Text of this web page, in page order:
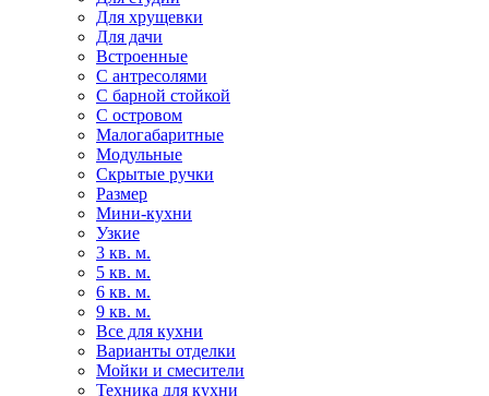
Для хрущевки
Для дачи
Встроенные
С антресолями
С барной стойкой
С островом
Малогабаритные
Модульные
Скрытые ручки
Размер
Мини-кухни
Узкие
3 кв. м.
5 кв. м.
6 кв. м.
9 кв. м.
Все для кухни
Варианты отделки
Мойки и смесители
Техника для кухни